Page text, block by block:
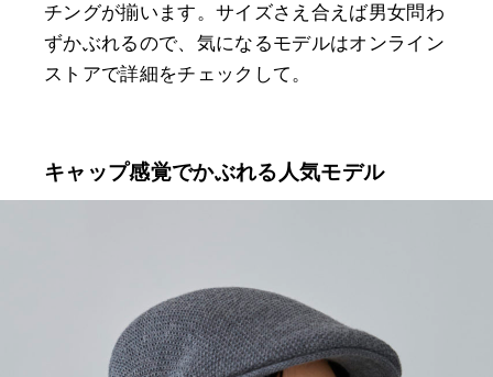
チングが揃います。サイズさえ合えば男女問わ
ずかぶれるので、気になるモデルはオンライン
ストアで詳細をチェックして。
キャップ感覚でかぶれる人気モデル